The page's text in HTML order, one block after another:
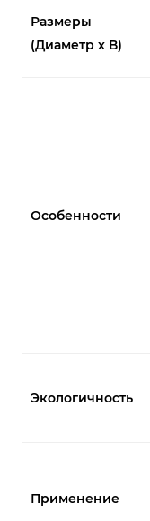
Размеры
(Диаметр х В)
Особенности
Экологичность
Применение